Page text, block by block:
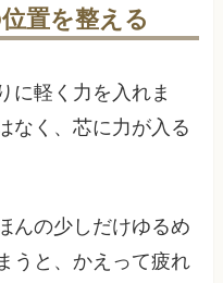
置を整える
に軽く力を入れま
なく、芯に力が入る
んの少しだけゆるめ
うと、かえって疲れ